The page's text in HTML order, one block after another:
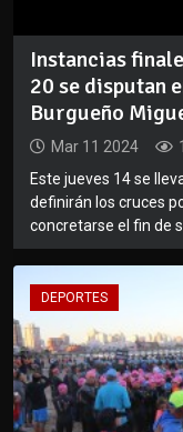
Instancias
20 se disputan
Burgueño
Mar 11 2024
Este jueves 14 se
definirán los cruces
concretarse el fin de
DEPORTES